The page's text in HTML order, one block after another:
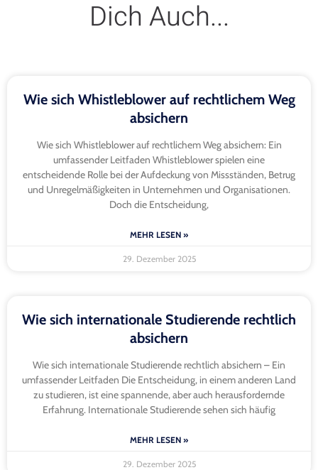
Dich Auch...
Wie sich Whistleblower auf rechtlichem Weg
absichern
Wie sich Whistleblower auf rechtlichem Weg absichern: Ein
umfassender Leitfaden Whistleblower spielen eine
entscheidende Rolle bei der Aufdeckung von Missständen, Betrug
und Unregelmäßigkeiten in Unternehmen und Organisationen.
Doch die Entscheidung,
MEHR LESEN »
29. Dezember 2025
Wie sich internationale Studierende rechtlich
absichern
Wie sich internationale Studierende rechtlich absichern – Ein
umfassender Leitfaden Die Entscheidung, in einem anderen Land
zu studieren, ist eine spannende, aber auch herausfordernde
Erfahrung. Internationale Studierende sehen sich häufig
MEHR LESEN »
29. Dezember 2025